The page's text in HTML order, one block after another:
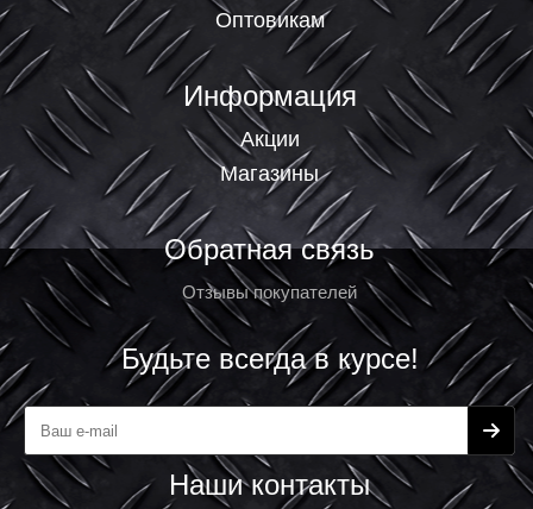
Оптовикам
Информация
Акции
Магазины
Обратная связь
Отзывы покупателей
Будьте всегда в курсе!
Наши контакты